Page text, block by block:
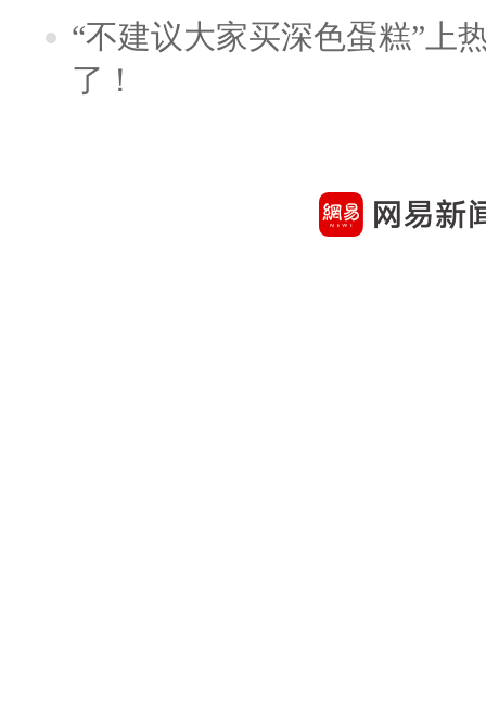
“不建议大家买深色蛋糕”上
了！